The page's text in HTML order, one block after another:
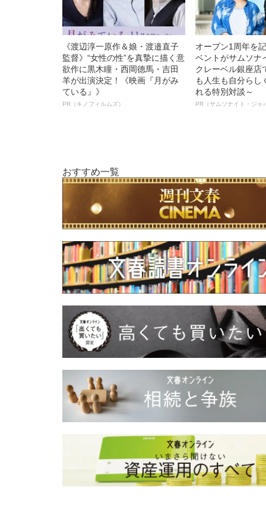
《渡辺淳一原作＆娘・渡邉直子
監督》“女性の性”を真摯に描く意
欲作に黒木瞳・西岡德馬・吉田
羊が出演決定！《映画『月がみ
ている』》
PR（キノフィルムズ）
オープン1周年を
ベントがサムソナ
クレーベル銀座
も人生も自分らし
れる特別対談～
PR（サムソナイト・ジャ
おすすめ一覧